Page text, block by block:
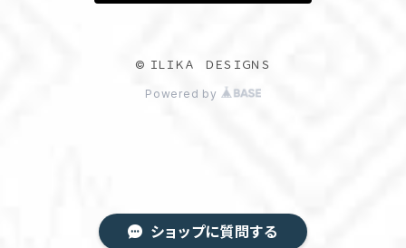
ショップに質問する
© ＩＬＩＫＡ ＤＥＳＩＧＮＳ
Powered by